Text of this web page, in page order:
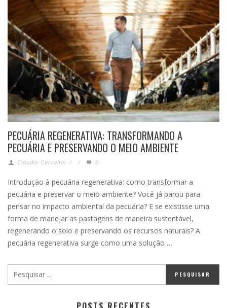
PECUÁRIA REGENERATIVA: TRANSFORMANDO A
PECUÁRIA E PRESERVANDO O MEIO AMBIENTE
Cláudio Carvalho / / 0
Introdução à pecuária regenerativa: como transformar a
pecuária e preservar o meio ambiente? Você já parou para
pensar no impacto ambiental da pecuária? E se existisse uma
forma de manejar as pastagens de maneira sustentável,
regenerando o solo e preservando os recursos naturais? A
pecuária regenerativa surge como uma solução …